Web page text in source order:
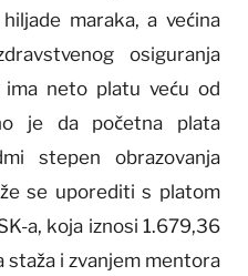
maraka, a većina
osiguranja
ima neto platu veću od
je da početna plata
stepen obrazovanja
se uporediti s platom
a, koja iznosi 1.679,36
i zvanjem mentora